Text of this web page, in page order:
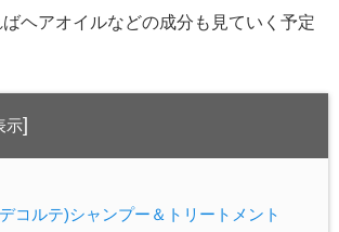
ヘアオイルなどの成分も見ていく予定
示]
コルテ)シャンプー＆トリートメント